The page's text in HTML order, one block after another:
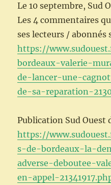
Le 10 septembre, Sud
Les 4 commentaires
ses lecteurs /
https://
bordeaux-valerie-
de-lancer-une-
de-sa-reparation-
Publication Sud Ouest
https://
s-de-bordeaux-la-
adverse-deboutee-
en-appel-